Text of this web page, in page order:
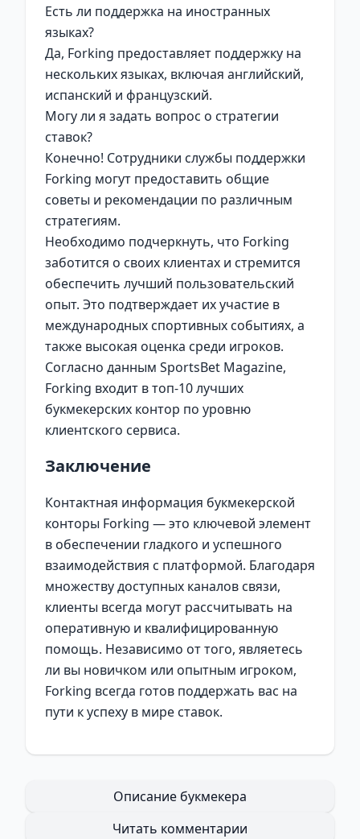
Есть ли поддержка на иностранных
языках?
Да, Forking предоставляет поддержку на
нескольких языках, включая английский,
испанский и французский.
Могу ли я задать вопрос о стратегии
ставок?
Конечно! Сотрудники службы поддержки
Forking могут предоставить общие
советы и рекомендации по различным
стратегиям.
Необходимо подчеркнуть, что Forking
заботится о своих клиентах и стремится
обеспечить лучший пользовательский
опыт. Это подтверждает их участие в
международных спортивных событиях, а
также высокая оценка среди игроков.
Согласно данным SportsBet Magazine,
Forking входит в топ-10 лучших
букмекерских контор по уровню
клиентского сервиса.
Заключение
Контактная информация букмекерской
конторы Forking — это ключевой элемент
в обеспечении гладкого и успешного
взаимодействия с платформой. Благодаря
множеству доступных каналов связи,
клиенты всегда могут рассчитывать на
оперативную и квалифицированную
помощь. Независимо от того, являетесь
ли вы новичком или опытным игроком,
Forking всегда готов поддержать вас на
пути к успеху в мире ставок.
Описание букмекера
Читать комментарии